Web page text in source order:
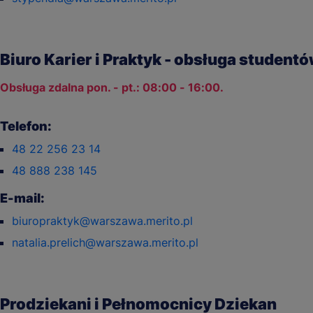
Biuro Karier i Praktyk - obsługa
Obsługa zdalna pon. - pt.: 08:00 - 16:00.
Telefon:
48 22 256 23 14
48 888 238 145
E-mail:
biuropraktyk@warszawa.merito.pl
natalia.prelich@warszawa.merito.pl
Prodziekani i Pełnomocnicy Dziekan